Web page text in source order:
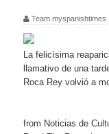
Team myspanishtimes
La felicísima
llamativo de una
Roca Rey volvió a
from Noticias de